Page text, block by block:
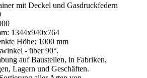
mit Deckel und Gasdruckfedern
1344х940х764
Höhe: 1000 mm
- über 90°.
auf Baustellen, in Fabriken,
Lagern und Geschäften.